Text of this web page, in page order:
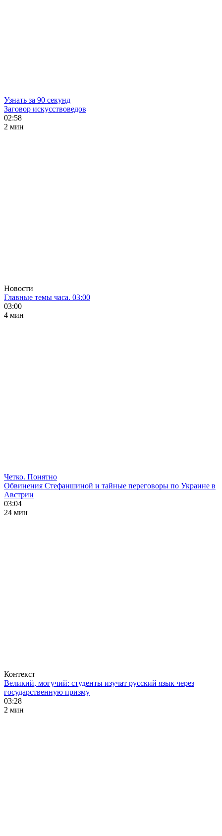
Узнать за 90 секунд
Заговор искусствоведов
02:58
2 мин
Новости
Главные темы часа. 03:00
03:00
4 мин
Четко. Понятно
Обвинения Стефаншиной и тайные переговоры по Украине в
Австрии
03:04
24 мин
Контекст
Великий, могучий: студенты изучат русский язык через
государственную призму
03:28
2 мин